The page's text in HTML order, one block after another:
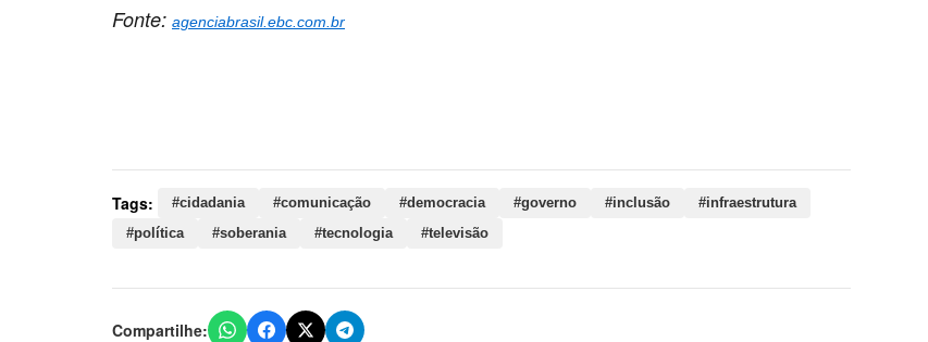
Fonte: agenciabrasil.ebc.com.br
Tags: #cidadania #comunicação #democracia #governo #inclusão
#infraestrutura
#política
#soberania #tecnologia #televisão
Compartilhe: